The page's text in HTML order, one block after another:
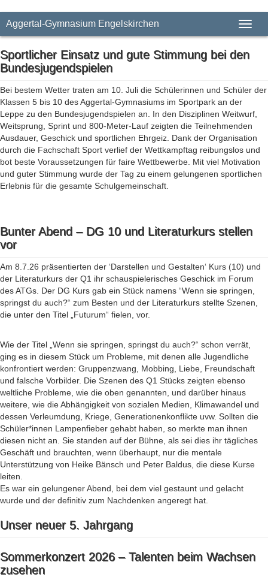
Aggertal-Gymnasium Engelskirchen
Sportlicher Einsatz und gute Stimmung bei den
Bundesjugendspielen
Bei bestem Wetter traten am 10. Juli die Schülerinnen und Schüler der
Klassen 5 bis 10 des Aggertal-Gymnasiums im Sportpark an der
Leppe zu den Bundesjugendspielen an. In den Disziplinen Weitwurf,
Weitsprung, Sprint und 800-Meter-Lauf zeigten die Teilnehmenden
Ausdauer, Geschick und sportlichen Ehrgeiz. Dank der Organisation
durch die Fachschaft Sport verlief der Wettkampftag reibungslos und
bot beste Voraussetzungen für faire Wettbewerbe. Mit viel Motivation
und guter Stimmung wurde der Tag zu einem gelungenen sportlichen
Erlebnis für die gesamte Schulgemeinschaft.
Bunter Abend – DG 10 und Literaturkurs stellen
vor
Am 8.7.26 präsentierten der ‘Darstellen und Gestalten‘ Kurs (10) und
der Literaturkurs der Q1 ihr schauspielerisches Geschick im Forum
des ATGs. Der DG Kurs gab ein Stück namens “Wenn sie springen,
springst du auch?“ zum Besten und der Literaturkurs stellte Szenen,
die unter den Titel „Futurum“ fielen, vor.
Wie der Titel „Wenn sie springen, springst du auch?“ schon verrät,
ging es in diesem Stück um Probleme, mit denen alle Jugendliche
konfrontiert werden: Gruppenzwang, Mobbing, Liebe, Freundschaft
und falsche Vorbilder. Die Szenen des Q1 Stücks zeigten ebenso
weltliche Probleme, wie die oben genannten, und darüber hinaus
weitere, wie die Abhängigkeit von sozialen Medien, Klimawandel und
dessen Verleumdung, Kriege, Generationenkonflikte uvw. Sollten die
Schüler*innen Lampenfieber gehabt haben, so merkte man ihnen
diesen nicht an. Sie standen auf der Bühne, als sei dies ihr tägliches
Geschäft und brauchten, wenn überhaupt, nur die mentale
Unterstützung von Heike Bänsch und Peter Baldus, die diese Kurse
leiten.
Es war ein gelungener Abend, bei dem viel gestaunt und gelacht
wurde und der definitiv zum Nachdenken angeregt hat.
Unser neuer 5. Jahrgang
Sommerkonzert 2026 – Talenten beim Wachsen
zusehen